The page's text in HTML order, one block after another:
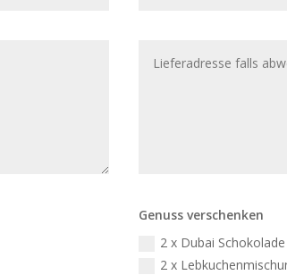
Genuss verschenken
2 x Dubai
2 x